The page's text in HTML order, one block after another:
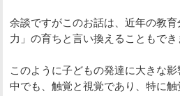
余談ですがこのお話は、近年の教
力」の育ちと言い換えることもでき
このように子どもの発達に大きな
中でも、触覚と視覚であり、特に